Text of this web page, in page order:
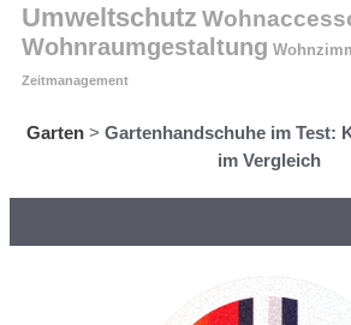
Umweltschutz
Wohnraumgestaltung
Zeitmanagement
Garten > Gartenhandschuhe im Test:
im Vergleich